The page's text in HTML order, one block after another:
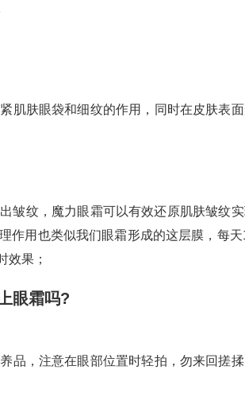
肌肤眼袋和细纹的作用，同时在皮肤表
皱纹，魔力眼霜可以有效还原肌肤皱纹
作用也类似我们眼霜形成的这层膜，每天
效果；
眼霜吗?
品，注意在眼部位置时轻拍，勿来回搓揉